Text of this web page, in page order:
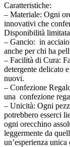
Caratteristiche:
– Materiale: Ogni
innovativi che
Disponibilità limitata
– Gancio: in acciaio
anche per chi ha
– Facilità di Cura:
detergente delicato
nuovi.
– Confezione
una confezione
– Unicità: Ogni
potrebbero esserci
ogni orecchino
leggermente da
un’esperienza